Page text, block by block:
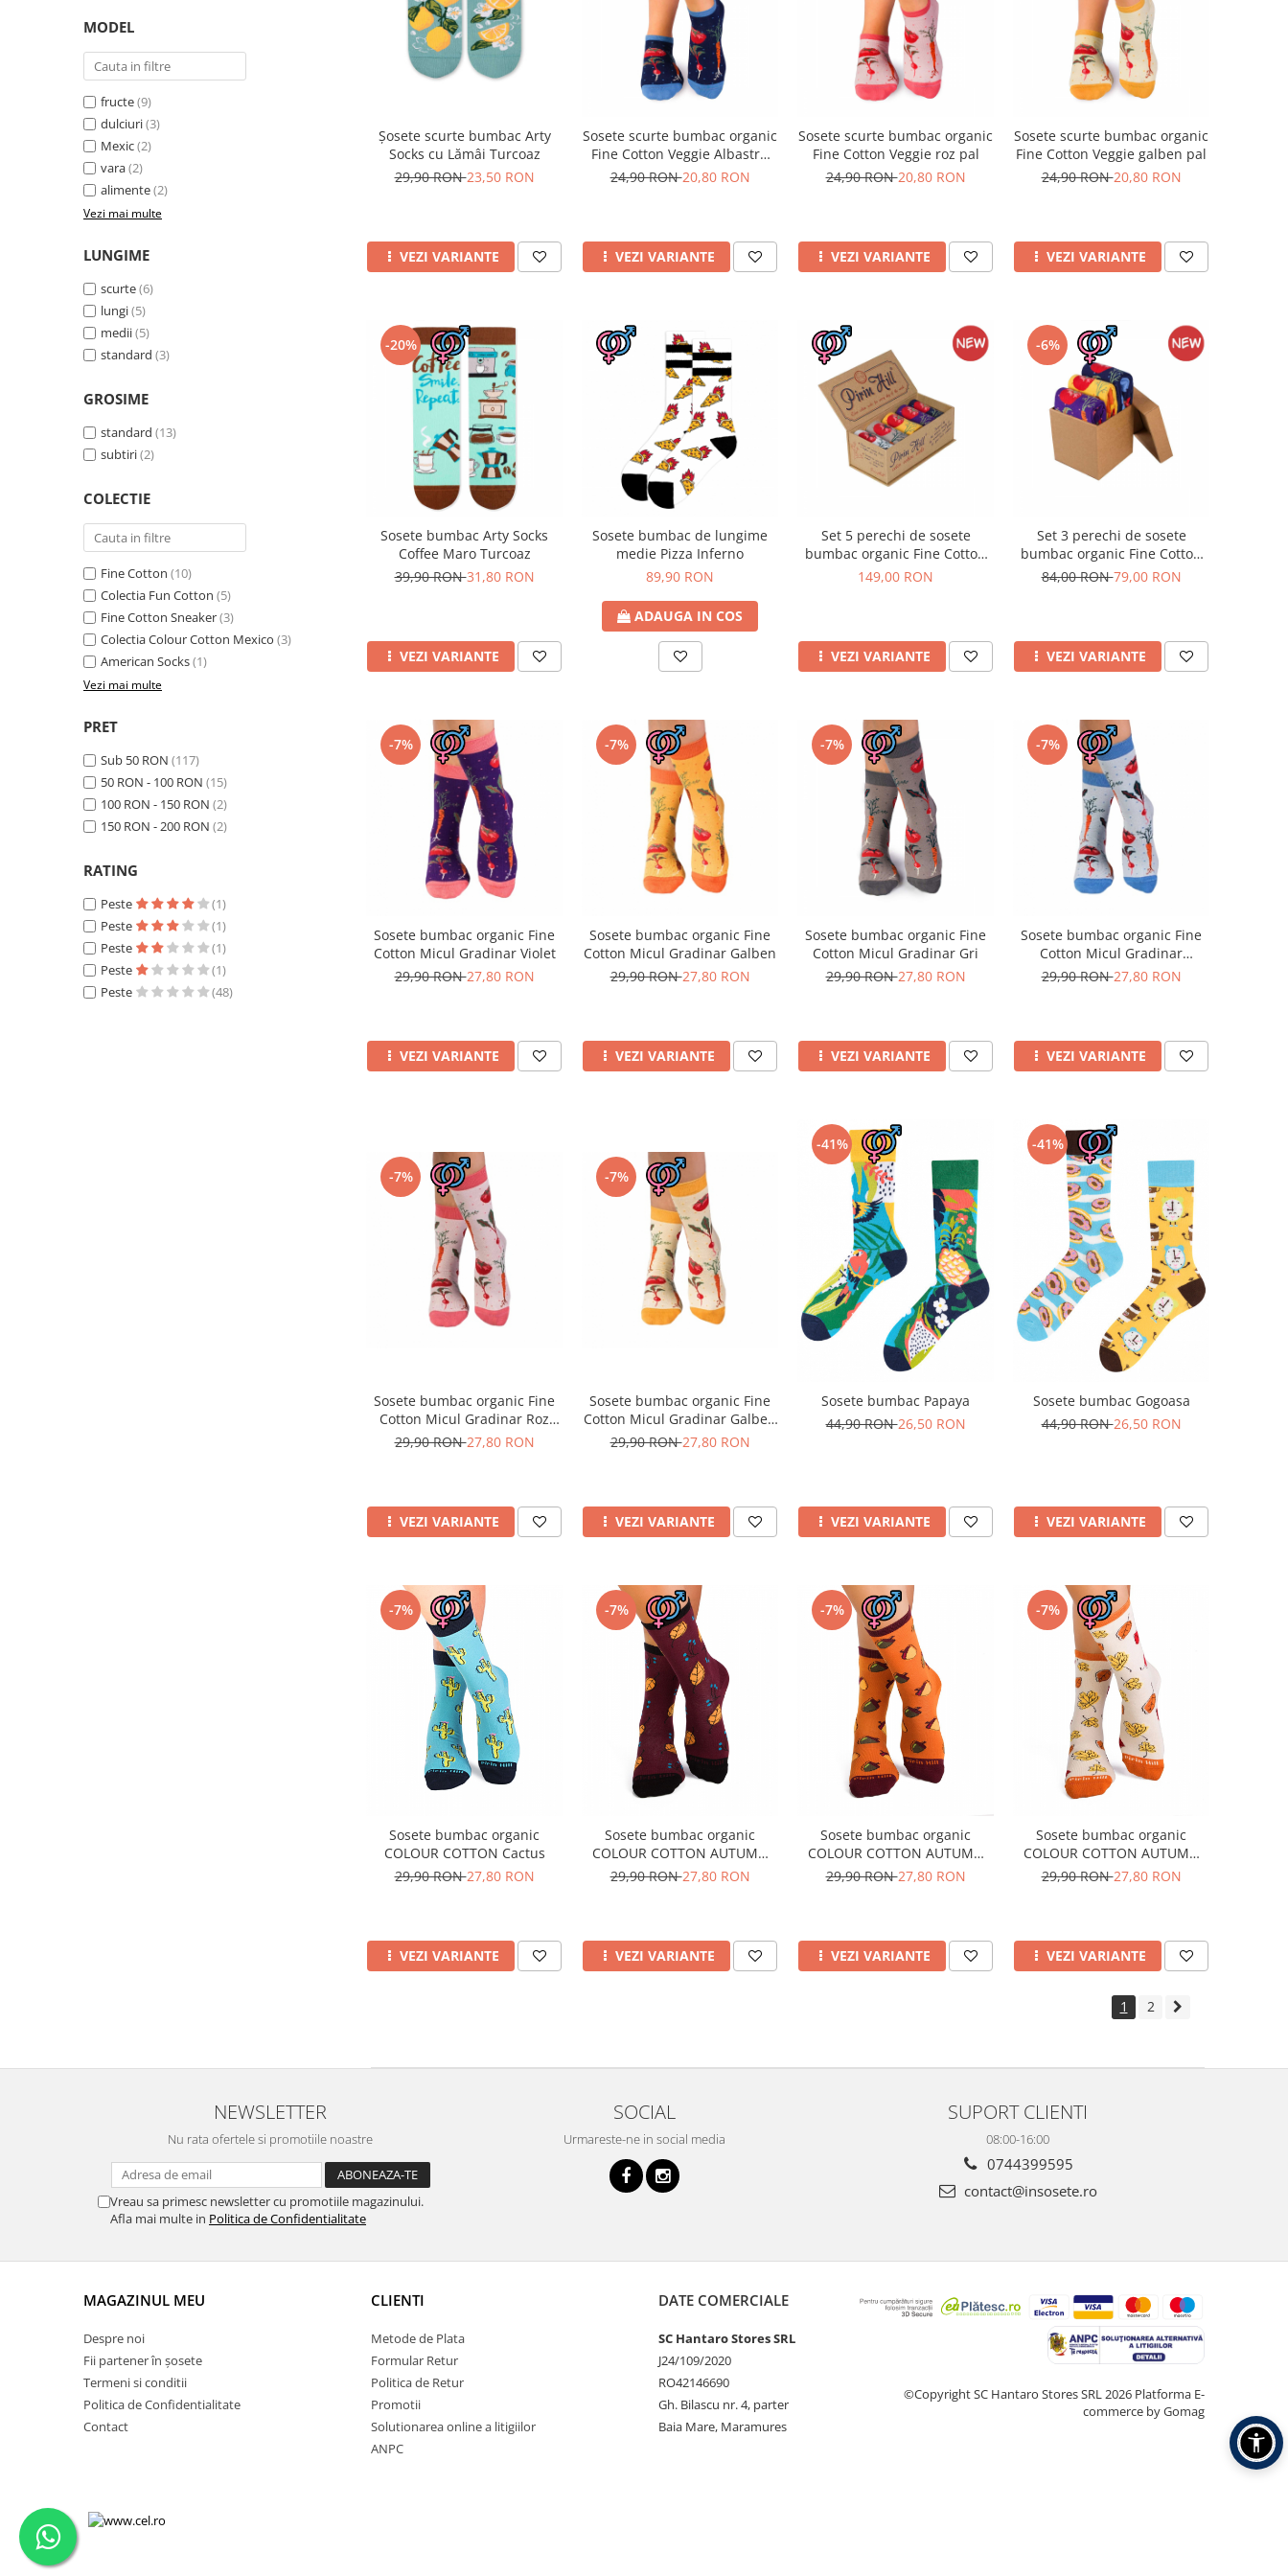
Merino Warm
Merino Etno
Cutie Cadou Merino
Sosete sport
Sosete medicinale
Sosete termice
Sosete medicinale
Sosete termice
MODEL
fructe(9)
dulciuri(3)
Mexic(2)
vara(2)
alimente(2)
Vezi mai multe
LUNGIME
scurte(6)
lungi(5)
medii(5)
standard (3)
GROSIME
standard (13)
subtiri(2)
COLECTIE
Fine Cotton (10)
Colectia Fun Cotton (5)
Fine Cotton Sneaker(3)
Colectia Colour Cotton Mexico (3)
American Socks(1)
Vezi mai multe
PRET
Sub 50 RON (117)
50 RON - 100 RON (15)
100 RON - 150 RON (2)
150 RON - 200 RON (2)
RATING
Peste
(1)
Peste
(1)
Peste
(1)
Peste
(1)
Peste
(48)
Șosete scurte bumbac Arty
Socks cu Lămâi Turcoaz
29,90 RON23,50 RON
VEZI VARIANTE
Sosete scurte bumbac organic
Fine Cotton Veggie Albastru
inchis
24,90 RON20,80 RON
VEZI VARIANTE
Sosete scurte bumbac organic
Fine Cotton Veggie roz pal
24,90 RON20,80 RON
VEZI VARIANTE
Sosete scurte bumbac organic
Fine Cotton Veggie galben pal
24,90 RON20,80 RON
VEZI VARIANTE
-20%
Sosete bumbac Arty Socks
Coffee Maro Turcoaz
39,90 RON31,80 RON
VEZI VARIANTE
Sosete bumbac de lungime
medie Pizza Inferno
89,90 RON
ADAUGA IN COS
Set 5 perechi de sosete
bumbac organic Fine Cotton
Veggie
149,00 RON
VEZI VARIANTE
-6%
Set 3 perechi de sosete
bumbac organic Fine Cotton
Veggie culori inchise
84,00 RON79,00 RON
VEZI VARIANTE
-7%
Sosete bumbac organic Fine
Cotton Micul Gradinar Violet
29,90 RON27,80 RON
VEZI VARIANTE
-7%
Sosete bumbac organic Fine
Cotton Micul Gradinar Galben
29,90 RON27,80 RON
VEZI VARIANTE
-7%
Sosete bumbac organic Fine
Cotton Micul Gradinar Gri
29,90 RON27,80 RON
VEZI VARIANTE
-7%
Sosete bumbac organic Fine
Cotton Micul Gradinar
Albastru palid
29,90 RON27,80 RON
VEZI VARIANTE
-7%
Sosete bumbac organic Fine
Cotton Micul Gradinar Roz
palid
29,90 RON27,80 RON
VEZI VARIANTE
-7%
Sosete bumbac organic Fine
Cotton Micul Gradinar Galben
palid
29,90 RON27,80 RON
VEZI VARIANTE
-41%
Sosete bumbac Papaya
44,90 RON26,50 RON
VEZI VARIANTE
-41%
Sosete bumbac Gogoasa
44,90 RON26,50 RON
VEZI VARIANTE
-7%
Sosete bumbac organic
COLOUR COTTON Cactus
29,90 RON27,80 RON
VEZI VARIANTE
-7%
Sosete bumbac organic
COLOUR COTTON AUTUMN
LEAVES Bordeaux
29,90 RON27,80 RON
VEZI VARIANTE
-7%
Sosete bumbac organic
COLOUR COTTON AUTUMN
ACORNS Orange
29,90 RON27,80 RON
VEZI VARIANTE
-7%
Sosete bumbac organic
COLOUR COTTON AUTUMN
LEAVES Ecru
29,90 RON27,80 RON
VEZI VARIANTE
1 2
NEWSLETTER
Nu rata ofertele si promotiile noastre
Vreau sa primesc newsletter cu promotiile magazinului.
Afla mai multe in Politica de Confidentialitate
SOCIAL
Urmareste-ne in social media
SUPORT CLIENTI
08:00-16:00
0744399595
contact@insosete.ro
MAGAZINUL MEU
Despre noi
Fii partener în șosete
Termeni si conditii
Politica de Confidentialitate
Contact
CLIENTI
Metode de Plata
Formular Retur
Politica de Retur
Promotii
Solutionarea online a litigiilor
ANPC
DATE COMERCIALE
SC Hantaro Stores SRL
J24/109/2020
RO42146690
Gh. Bilascu nr. 4, parter
Baia Mare, Maramures
©Copyright SC Hantaro Stores SRL 2026 Platforma E-
commerce by Gomag